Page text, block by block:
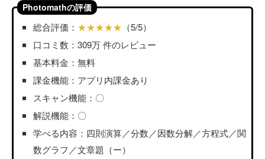
Photomathの評価
総合評価： ★★★★★ （5/5）
口コミ数：309万 件のレビュー
基本料金：無料
課金機能：アプリ内課金あり
スキャン機能：〇
解説機能：〇
学べる内容：四則演算／分数／因数分解／方程式／関
数グラフ／文章題（ー）